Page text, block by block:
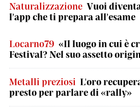
Naturalizzazione Vuoi
l’app che ti prepara all’esame
Locarno79 «Il luogo in cui è
Festival? Nel suo assetto
Metalli preziosi L'oro
presto per parlare di «rally»